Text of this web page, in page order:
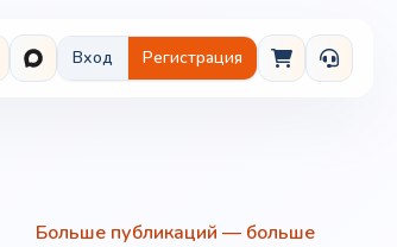
Вход Регистрация
Больше публикаций — больше